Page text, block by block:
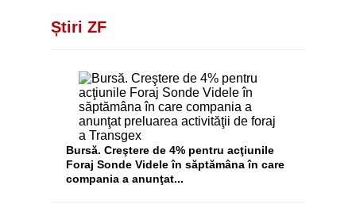
Știri ZF
Bursă. Creştere de 4% pentru acţiunile
Foraj Sonde Videle în săptămâna în care
compania a anunţat...